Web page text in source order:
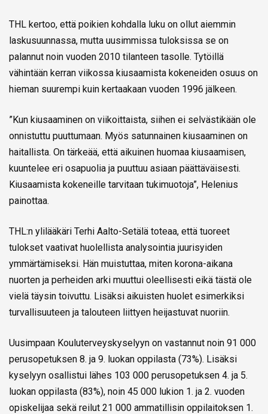
THL kertoo, että poikien kohdalla luku on ollut aiemmin
laskusuunnassa, mutta uusimmissa tuloksissa se on
palannut noin vuoden 2010 tilanteen tasolle. Tytöillä
vähintään kerran viikossa kiusaamista kokeneiden osuus on
hieman suurempi kuin kertaakaan vuoden 1996 jälkeen.
”Kun kiusaaminen on viikoittaista, siihen ei selvästikään ole
onnistuttu puuttumaan. Myös satunnainen kiusaaminen on
haitallista. On tärkeää, että aikuinen huomaa kiusaamisen,
kuuntelee eri osapuolia ja puuttuu asiaan päättäväisesti.
Kiusaamista kokeneille tarvitaan tukimuotoja”, Helenius
painottaa.
THL:n ylilääkäri Terhi Aalto-Setälä toteaa, että tuoreet
tulokset vaativat huolellista analysointia juurisyiden
ymmärtämiseksi. Hän muistuttaa, miten korona-aikana
nuorten ja perheiden arki muuttui oleellisesti eikä tästä ole
vielä täysin toivuttu. Lisäksi aikuisten huolet esimerkiksi
turvallisuuteen ja talouteen liittyen heijastuvat nuoriin.
Uusimpaan Kouluterveyskyselyyn on vastannut noin 91 000
perusopetuksen 8. ja 9. luokan oppilasta (73%). Lisäksi
kyselyyn osallistui lähes 103 000 perusopetuksen 4. ja 5.
luokan oppilasta (83%), noin 45 000 lukion 1. ja 2. vuoden
opiskelijaa sekä reilut 21 000 ammatillisin oppilaitoksen 1.